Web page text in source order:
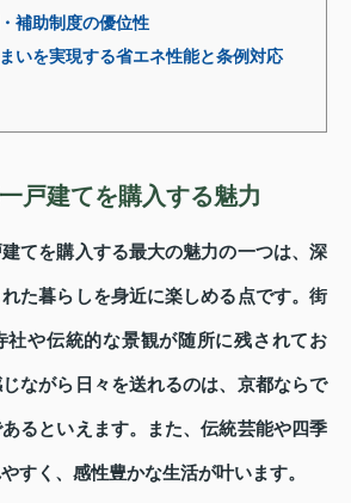
補助制度の優位性
いを実現する省エネ性能と条例対応
戸建てを購入する魅力
てを購入する最大の魅力の一つは、深
た暮らしを身近に楽しめる点です。街
社や伝統的な景観が随所に残されてお
ながら日々を送れるのは、京都ならで
るといえます。また、伝統芸能や四季
すく、感性豊かな生活が叶います。